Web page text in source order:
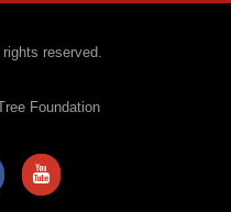
reserved.
Foundation